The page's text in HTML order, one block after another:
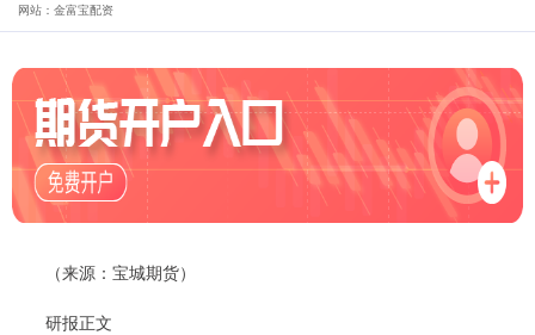
网站：金富宝配资
（来源：宝城期货）
研报正文